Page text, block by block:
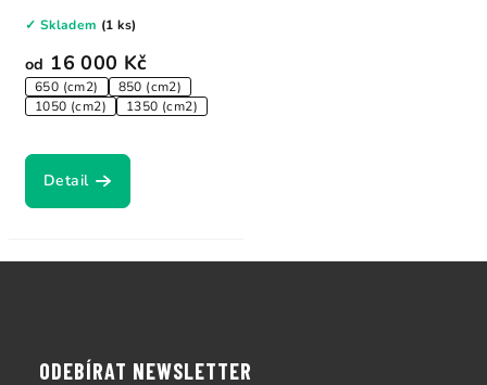
od 16 000 Kč
650 (cm2)
850 (cm2)
1050 (cm2)
1350 (cm2)
✓ Skladem (1 ks)
Detail
ODEBÍRAT NEWSLETTER